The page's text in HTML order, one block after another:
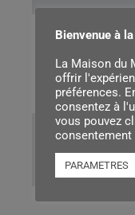
.404"
Longueur
550 mm
Bienvenue à
La Maison du
offrir
préférences.
consentez à
vous pouvez
PARAMETRES